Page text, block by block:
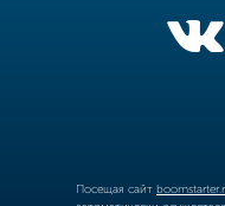
Посещая сайт